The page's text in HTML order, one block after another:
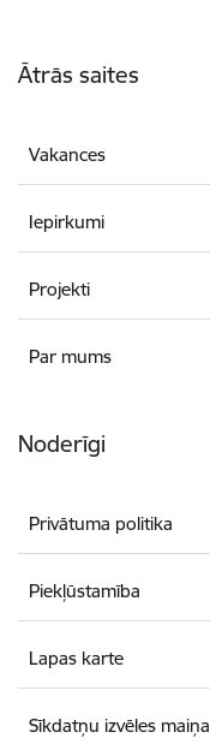
Ātrās saites
Vakances
Iepirkumi
Projekti
Par mums
Noderīgi
Privātuma politika
Piekļūstamība
Lapas karte
Sīkdatņu izvēles maiņa